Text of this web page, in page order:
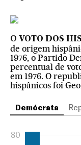
O VOTO DOS
de origem
1976, o Partido
percentual de
em 1976. O
hispânicos foi